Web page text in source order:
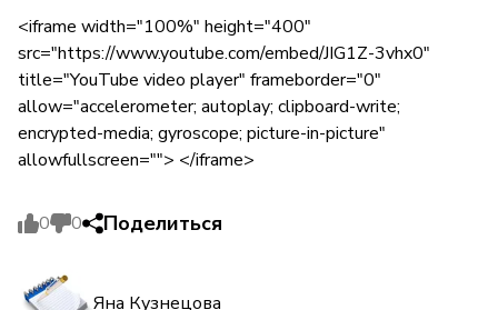
<iframe width="100%" height="400"
src="https://www.youtube.com/embed/JIG1Z-3vhx0"
title="YouTube video player" frameborder="0"
allow="accelerometer; autoplay; clipboard-write;
encrypted-media; gyroscope; picture-in-picture"
allowfullscreen=""> </iframe>
0 0 Поделиться
Яна Кузнецова